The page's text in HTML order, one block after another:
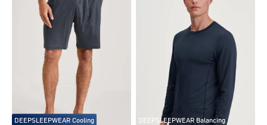
DEEPSLEEPWEAR Cooling DEEPSLEEPWEAR Balancing